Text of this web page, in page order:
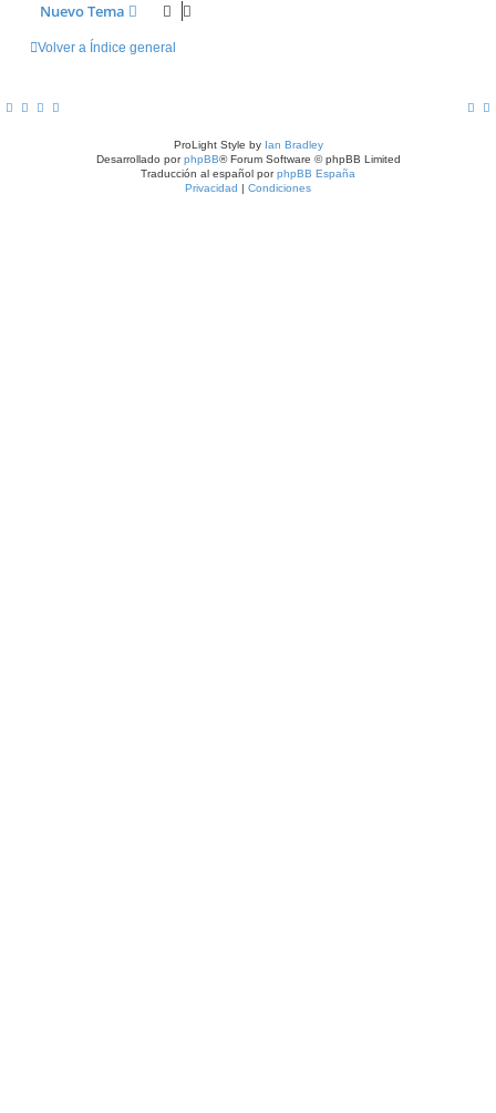
Nuevo Tema
Volver a Índice general
ProLight Style by Ian Bradley
Desarrollado porphpBB® Forum Software © phpBB Limited
Traducción al español porphpBB España
Privacidad | Condiciones